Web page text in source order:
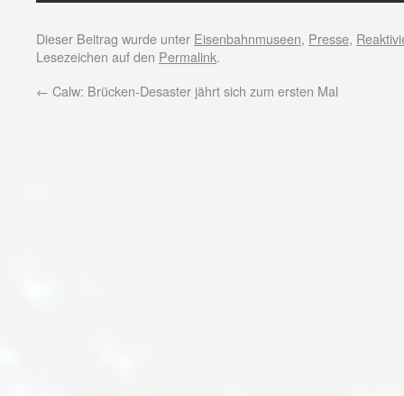
Dieser Beitrag wurde unter Eisenbahnmuseen, Presse,
Lesezeichen auf den Permalink.
← Calw: Brücken-Desaster jährt sich zum ersten Mal